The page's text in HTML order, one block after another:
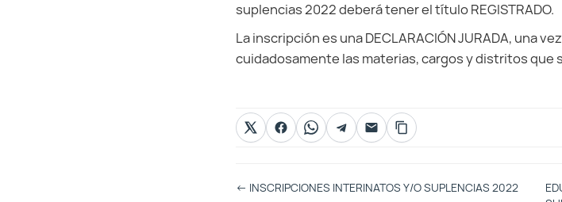
suplencias 2022 deberá tener el título REGISTRADO.
La inscripción es una DECLARACIÓN JURADA, una
cuidadosamente las materias, cargos y distritos
Otras
← INSCRIPCIONES INTERINATOS Y/O SUPLENCIAS 2022